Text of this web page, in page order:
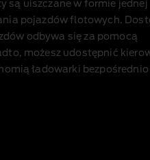
są uiszczane w formie jednej
pojazdów flotowych.
odbywa się za pomocą
możesz udostępnić
ładowarki bezpośrednio